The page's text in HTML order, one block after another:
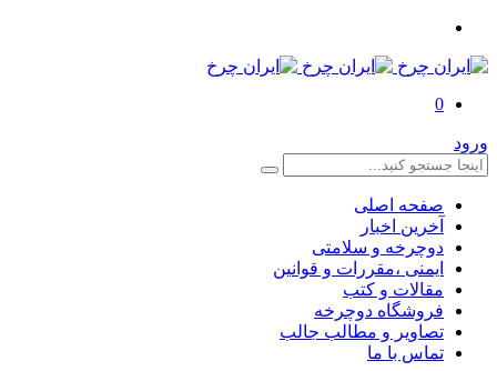
0
ورود
صفحه اصلی
آخرین اخبار
دوچرخه و سلامتی
ایمنی ،مقررات و قوانین
مقالات و کتب
فروشگاه دوچرخه
تصاویر و مطالب جالب
تماس با ما